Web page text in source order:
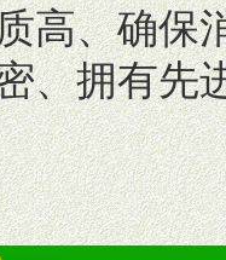
高、确保
、拥有先